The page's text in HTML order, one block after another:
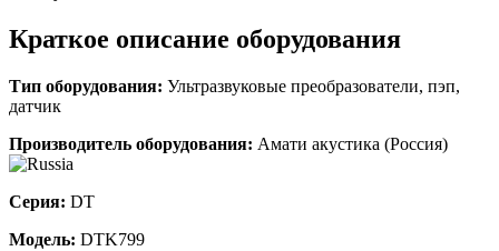
Краткое описание оборудования
Тип оборудования: Ультразвуковые преобразователи, пэп,
датчик
Производитель оборудования: Амати акустика (Россия)
Серия: DT
Модель: DTK799